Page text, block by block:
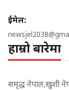
ईमेल:
हाम्रो बारेमा
समृद्ध नेपाल,खुशी